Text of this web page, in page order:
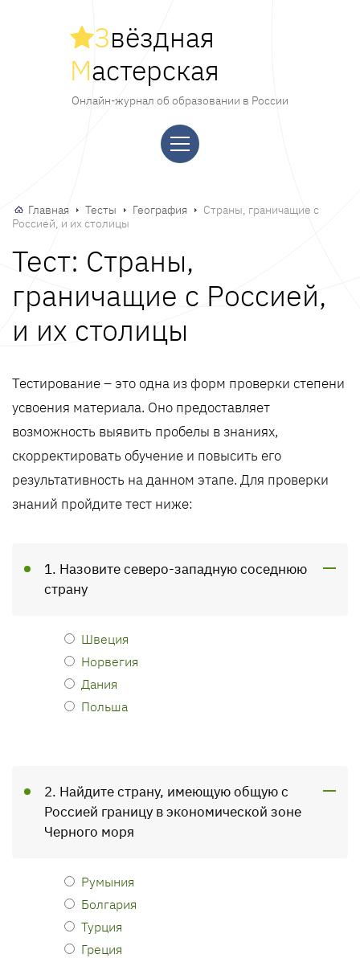
Звёздная
Мастерская
Онлайн-журнал об образовании в России
Главная Тесты География
Страны, граничащие с
Россией, и их столицы
Тест: Страны,
граничащие с Россией,
и их столицы
Тестирование – это одна из форм проверки степени
усвоения материала. Оно предоставляет
возможность выявить пробелы в знаниях,
скорректировать обучение и повысить его
результативность на данном этапе. Для проверки
знаний пройдите тест ниже:
1. Назовите северо-западную соседнюю
страну
Швеция
Норвегия
Дания
Польша
2. Найдите страну, имеющую общую с
Россией границу в экономической зоне
Черного моря
Румыния
Болгария
Турция
Греция